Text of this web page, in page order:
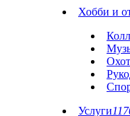
Хобби и
Услуги